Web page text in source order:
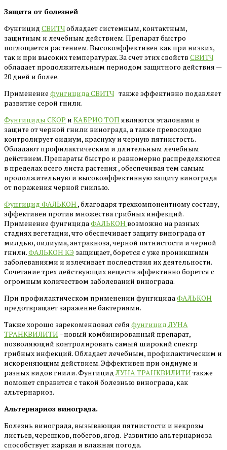
Защита от болезней
Фунгицид СВИТЧобладает системным, контактным,
защитным и лечебным действием. Препарат быстро
поглощается растением. Высокоэффективен как при низких,
так и при высоких температурах. За счет этих свойств СВИТЧ
обладает продолжительным периодом защитного действия —
20 дней и более.
Применение фунгицида СВИТЧ также эффективно подавляет
развитие серой гнили.
Фунгициды СКОР и КАБРИО ТОП являются эталонами в
защите от черной гнили винограда, а также превосходно
контролирует оидиум, краснуху и черную пятнистость.
Обладают профилактическим и длительным лечебным
действием. Препараты быстро и равномерно распределяются
в пределах всего листа растения , обеспечивая тем самым
продолжительную и высокоэффективную защиту винограда
от поражения черной гнилью.
Фунгицид ФАЛЬКОН , благодаря трехкомпонентному составу,
эффективен против множества грибных инфекций.
Применение фунгицида ФАЛЬКОН возможно на разных
стадиях вегетации, что обеспечивает защиту винограда от
милдью, оидиума, антракноза, черной пятнистости и черной
гнили.ФАЛЬКОН КЭ защищает, борется с уже проникшими
заболеваниями и излечивает последствия их деятельности.
Сочетание трех действующих веществ эффективно борется с
огромным количеством заболеваний винограда.
При профилактическом применении фунгицида ФАЛЬКОН
предотвращает заражение бактериями.
Также хорошо зарекомендовал себя фунгицид ЛУНА
ТРАНКВИЛИТИ –новый комбинированный препарат,
позволяющий контролировать самый широкий спектр
грибных инфекций. Обладает лечебным, профилактическим и
искореняющим действием. Эффективен при оидиуме и
разных видов гнили. ФунгицидЛУНА ТРАНКВИЛИТИ также
поможет справится с такой болезнью винограда, как
альтернариоз.
Альтернариоз винограда.
Болезнь винограда, вызывающая пятнистости и некрозы
листьев, черешков, побегов, ягод. Развитию альтернариоза
способствует жаркая и влажная погода.